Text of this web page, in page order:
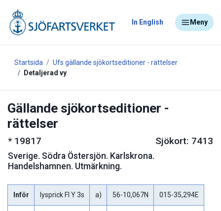
In English Meny
Startsida
Ufs gällande sjökortseditioner - rättelser
Detaljerad vy
Gällande sjökortseditioner -
rättelser
* 19817 Sjökort: 7413
Sverige. Södra Östersjön. Karlskrona.
Handelshamnen. Utmärkning.
Inför lysprick Fl Y 3s a) 56-10,067N 015-35,294E